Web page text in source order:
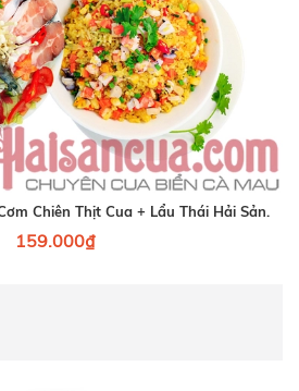
Chiên Thịt Cua + Lẩu Thái Hải Sản.
159.000₫